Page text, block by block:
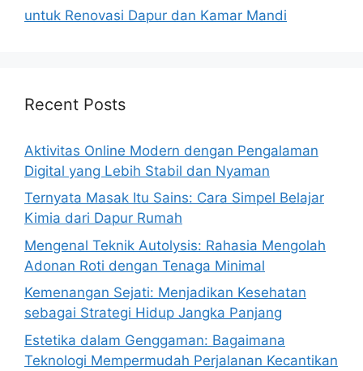
untuk Renovasi Dapur dan Kamar Mandi
Recent Posts
Aktivitas Online Modern dengan Pengalaman
Digital yang Lebih Stabil dan Nyaman
Ternyata Masak Itu Sains: Cara Simpel Belajar
Kimia dari Dapur Rumah
Mengenal Teknik Autolysis: Rahasia Mengolah
Adonan Roti dengan Tenaga Minimal
Kemenangan Sejati: Menjadikan Kesehatan
sebagai Strategi Hidup Jangka Panjang
Estetika dalam Genggaman: Bagaimana
Teknologi Mempermudah Perjalanan Kecantikan